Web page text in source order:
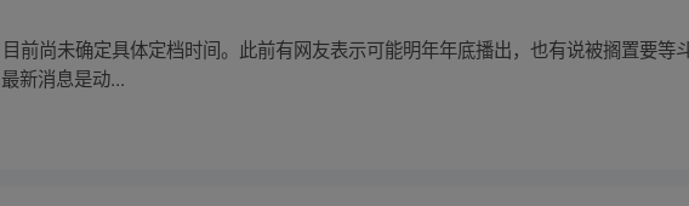
前尚未确定具体定档时间。此前有网友表示可能明年年底播出，也有说被搁置要等
新消息是动...